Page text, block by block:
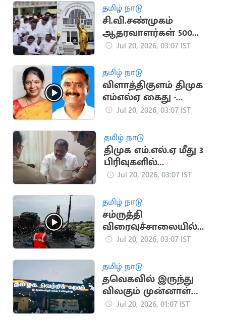
தமிழ் நாடு
சி.வி.சண்முகம்
ஆதரவாளர்கள் 500
பேர்
விலக முடிவு
Jul 20, 2026, 03:07 IST
தமிழ் நாடு
விளாத்திகுளம் திமுக
எம்எல்ஏ கைது -
கனிமொழி எம்.பி.
Jul 20, 2026, 03:07 IST
தமிழ் நாடு
திமுக எம்.எல்.ஏ மீது 3
பிரிவுகளில்
வழக்குப்பதிவு செய்த
Jul 20, 2026, 03:07 IST
தமிழ் நாடு
சம்ருத்தி
விரைவுச்சாலையில்
பயங்கர விபத்து: லாரி-
Jul 20, 2026, 03:07 IST
தமிழ் நாடு
தவெகவில் இருந்து
விலகும் முன்னாள்
அமைச்சர்கள்?
Jul 20, 2026, 01:07 IST